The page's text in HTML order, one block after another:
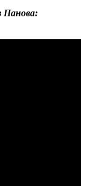
Панова: